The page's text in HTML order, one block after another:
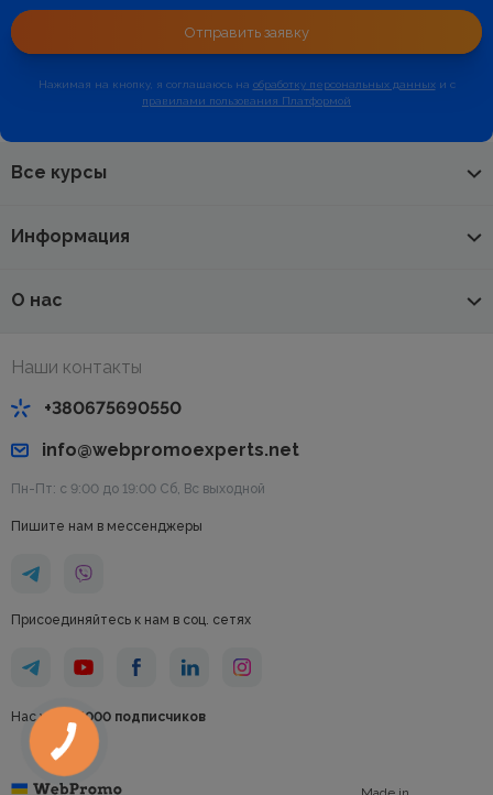
Отправить заявку
Нажимая на кнопку, я соглашаюсь на обработкуперсональных данныхи с
правилами пользования Платформой
Все курсы
Информация
О нас
Наши контакты
+380675690550
info@webpromoexperts.net
Пн-Пт: с 9:00 до 19:00 Cб, Вс выходной
Пишите нам в мессенджеры
Присоединяйтесь к нам в соц. сетях
Нас уже 95000 подписчиков